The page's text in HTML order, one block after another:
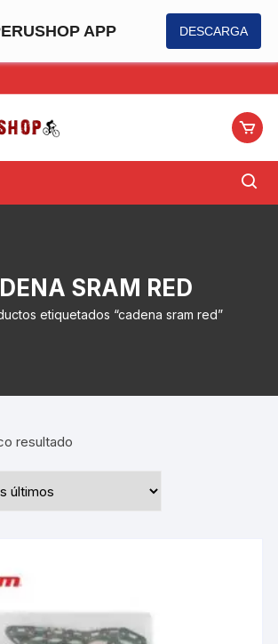
APP DESCARGA
SRAM RED
etiquetados “cadena sram red”
resultado